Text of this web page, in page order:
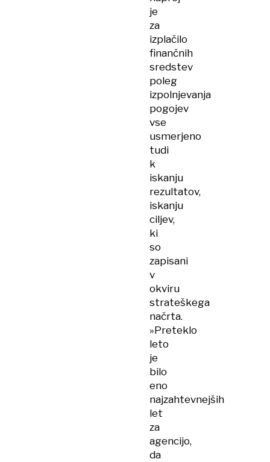
je
za
izplačilo
finančnih
sredstev
poleg
izpolnjevanja
pogojev
vse
usmerjeno
tudi
k
iskanju
rezultatov,
iskanju
ciljev,
ki
so
zapisani
v
okviru
strateškega
načrta.
»Preteklo
leto
je
bilo
eno
najzahtevnejših
let
za
agencijo,
da